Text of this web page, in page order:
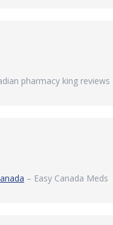
pharmacy king reviews
– Easy Canada Meds